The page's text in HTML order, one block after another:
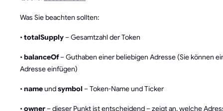
Was Sie beachten sollten:
•totalSupply– Gesamtzahl der Token
•balanceOf– Guthaben einer beliebigen Adresse (Sie können
Adresse einfügen)
•nameundsymbol – Token-Name und Ticker
•owner– dieser Punkt ist entscheidend – zeigt an, welche